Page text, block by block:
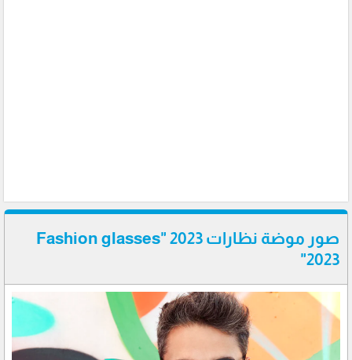
صور موضة نظارات 2023 "Fashion glasses
2023"